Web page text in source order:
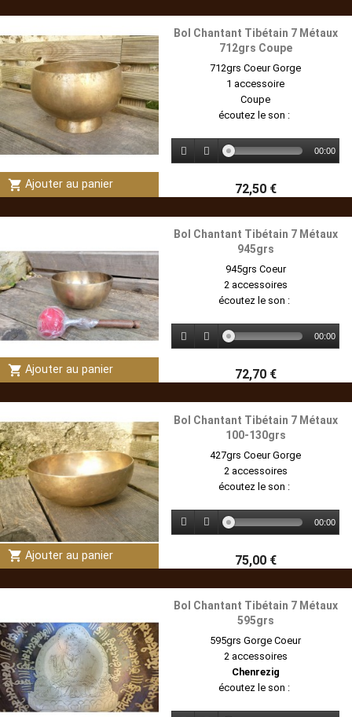
shopping_cart Ajouter au panier
Bol Chantant Tibétain 7 Métaux
712grs Coupe
712grs Coeur Gorge
1 accessoire
Coupe
écoutez le son :
00:00
72,50 €
shopping_cart Ajouter au panier
Bol Chantant Tibétain 7 Métaux
945grs
945grs Coeur
2 accessoires
écoutez le son :
00:00
72,70 €
shopping_cart Ajouter au panier
Bol Chantant Tibétain 7 Métaux
100-130grs
427grs Coeur Gorge
2 accessoires
écoutez le son :
00:00
75,00 €
Bol Chantant Tibétain 7 Métaux
595grs
595grs Gorge Coeur
2 accessoires
Chenrezig
écoutez le son :